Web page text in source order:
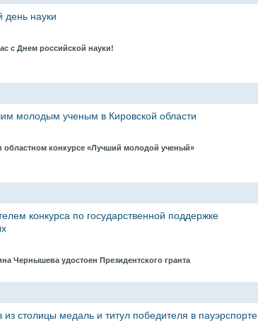
день науки
с Днем российской науки!
молодым ученым в Кировской области
областном конкурсе «Лучший молодой ученый»
конкурса по государственной поддержке
Чернышева удостоен Президентского гранта
столицы медаль и титул победителя в пауэрспорте